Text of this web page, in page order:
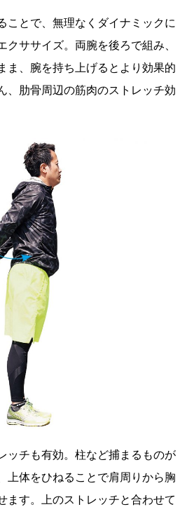
ことで、無理なくダイナミックに
クササイズ。両腕を後ろで組み、
ま、腕を持ち上げるとより効果的
、肋骨周辺の筋肉のストレッチ効
ッチも有効。柱など捕まるものが
上体をひねることで肩周りから胸
ます。上のストレッチと合わせて